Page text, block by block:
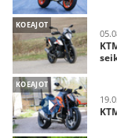
KOEAJOT
KOEAJOT